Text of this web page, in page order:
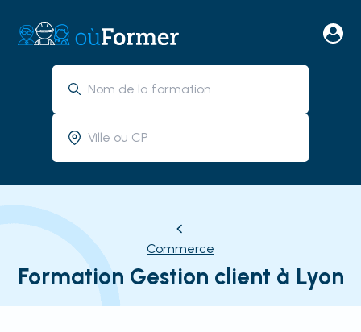
Commerce
Formation Gestion client à Lyon